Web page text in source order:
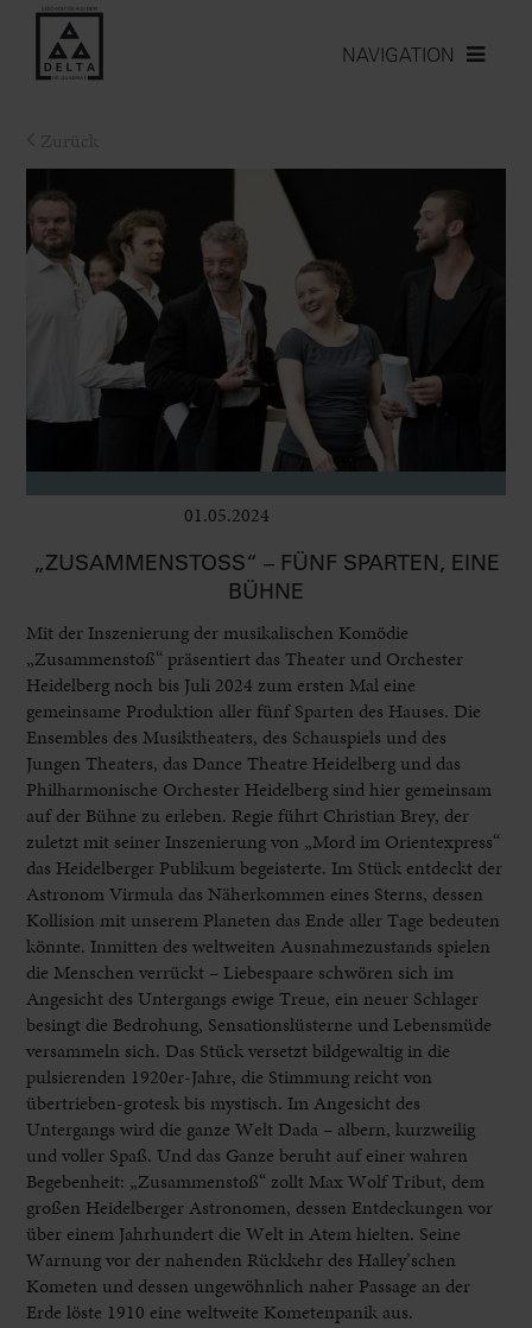
NAVIGATION
01.05.2024
„ZUSAMMENSTOSS“ – FÜNF SPARTEN, EINE B
ÜHNE
Mit der Inszenierung der musikalischen Komödie
„Zusammenstoß“ präsentiert das Theater und Orchester
Heidelberg noch bis Juli 2024 zum ersten Mal eine
gemeinsame Produktion aller fünf Sparten des Hauses. Die
Ensembles des Musiktheaters, des Schauspiels und des
Jungen Theaters, das Dance Theatre Heidelberg und das
Philharmonische Orchester Heidelberg sind hier gemeinsam
auf der Bühne zu erleben. Regie führt Christian Brey, der
zuletzt mit seiner Inszenierung von „Mord im Orientexpress“
das Heidelberger Publikum begeisterte. Im Stück entdeckt der
Astronom Virmula das Näherkommen eines Sterns, dessen
Kollision mit unserem Planeten das Ende aller Tage bedeuten
könnte. Inmitten des weltweiten Ausnahmezustands spielen
die Menschen verrückt – Liebespaare schwören sich im
Angesicht des Untergangs ewige Treue, ein neuer Schlager
besingt die Bedrohung, Sensationslüsterne und Lebensmüde
versammeln sich. Das Stück versetzt bildgewaltig in die
pulsierenden 1920er-Jahre, die Stimmung reicht von
übertrieben-grotesk bis mystisch. Im Angesicht des
Untergangs wird die ganze Welt Dada – albern, kurzweilig
und voller Spaß. Und das Ganze beruht auf einer wahren
Begebenheit: „Zusammenstoß“ zollt Max Wolf Tribut, dem
großen Heidelberger Astronomen, dessen Entdeckungen vor
über einem Jahrhundert die Welt in Atem hielten. Seine
Warnung vor der nahenden Rückkehr des Halley’schen
Kometen und dessen ungewöhnlich naher Passage an der
Erde löste 1910 eine weltweite Kometenpanik aus.